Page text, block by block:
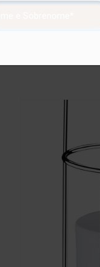
são aplicadas
resistência contra